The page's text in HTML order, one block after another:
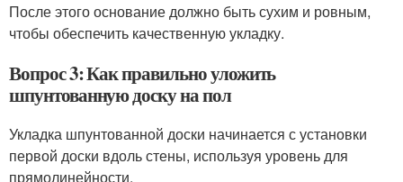
После этого основание должно быть сухим и ровным,
чтобы обеспечить качественную укладку.
Вопрос 3: Как правильно уложить
шпунтованную доску на пол
Укладка шпунтованной доски начинается с установки
первой доски вдоль стены, используя уровень для
прямолинейности.